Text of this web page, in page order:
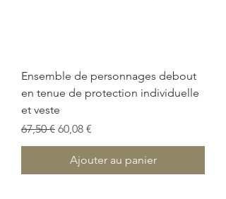
Ensemble de personnages debout
en tenue de protection individuelle
et veste
Prix original
67,50 € Prix promotionnel
60,08 €
Ajouter au panier